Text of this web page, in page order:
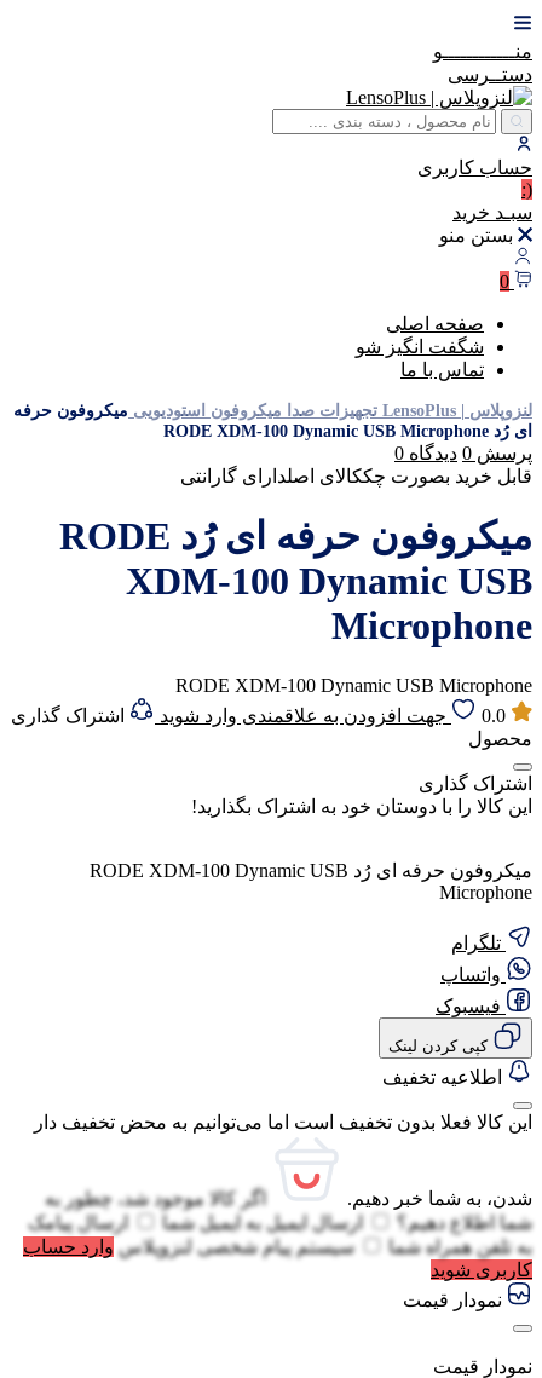
منــــــــــــو
دستــرسی
حساب کاربری
(:
سبـد خرید
بستن منو
0
صفحه اصلی
شگفت انگیز شو
تماس با ما
لنزوپلاس | LensoPlus تجهیزات صدا میکروفون استودیویی میکروفون حرفه
ای رُد RODE XDM-100 Dynamic USB Microphone
پرسش 0 دیدگاه 0
قابل خرید بصورت چککالای اصلدارای گارانتی
میکروفون حرفه ای رُد RODE
XDM-100 Dynamic USB
Microphone
RODE XDM-100 Dynamic USB Microphone
0.0
جهت افزودن به علاقمندی وارد شوید
اشتراک گذاری
محصول
اشتراک گذاری
این کالا را با دوستان خود به اشتراک بگذارید!
میکروفون حرفه ای رُد RODE XDM-100 Dynamic USB
Microphone
تلگرام
واتساپ
فیسبوک
کپی کردن لینک
اطلاعیه تخفیف
این کالا فعلا بدون تخفیف است اما می‌توانیم به محض تخفیف دار
شدن، به شما خبر دهیم.
اگر کالا موجود شد، چطور به
شما اطلاع دهیم؟
ارسال ایمیل به ایمیل شما
ارسال پیامک
به تلفن همراه شما سیستم پیام شخصی لنزوپلاس وارد حساب
کاربری شوید
نمودار قیمت
نمودار قیمت